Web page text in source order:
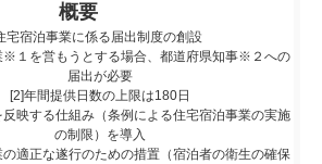
概要
宅宿泊事業に係る届出制度の創設
※１を営もうとする場合、都道府県知事※２への
届出が必要
[2]年間提供日数の上限は180日
反映する仕組み（条例による住宅宿泊事業の実施
の制限）を導入
の適正な遂行のための措置（宿泊者の衛生の確保